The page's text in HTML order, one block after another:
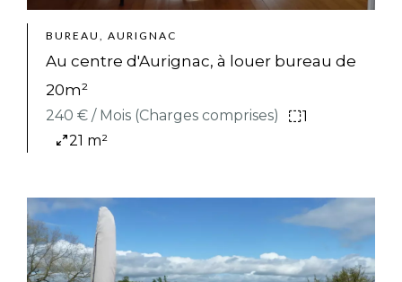
BUREAU, AURIGNAC
Au centre d'Aurignac, à louer bureau de
20m²
240 € / Mois (Charges comprises)
1
21 m²